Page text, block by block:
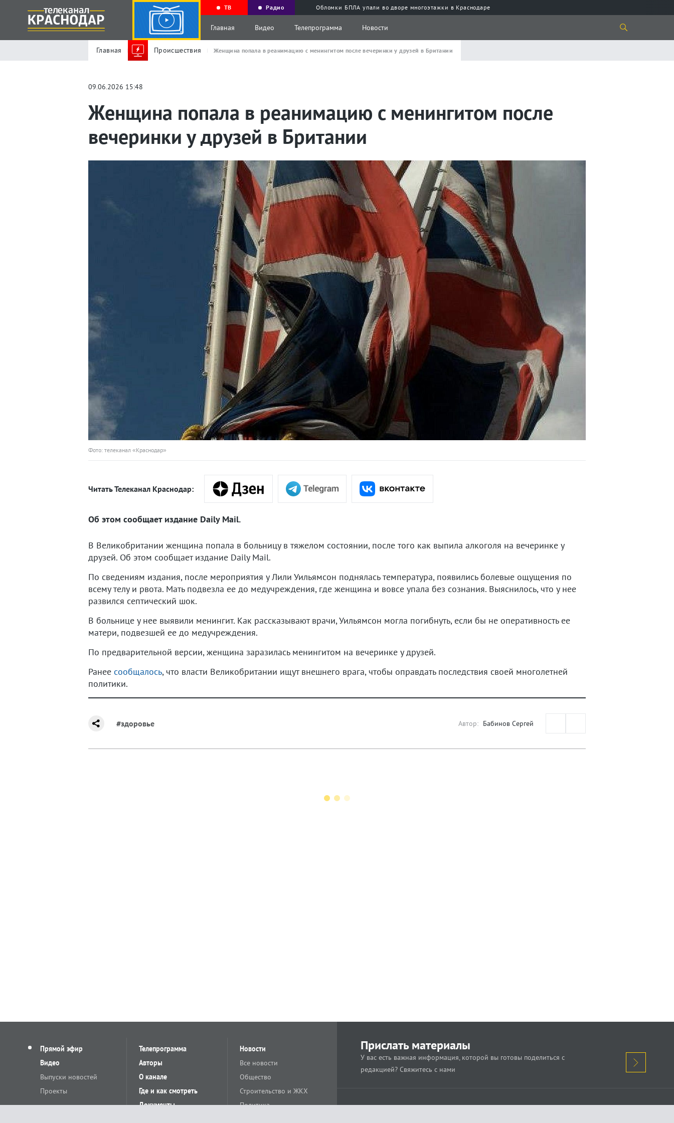
ТВ Радио Обломки БПЛА упали во дворе многоэтажки в Краснодаре
Главная Видео Телепрограмма Новости
Главная Происшествия Женщина попала в реанимацию с менингитом после вечеринки у друзей в Британии
09.06.2026 15:48
Женщина попала в реанимацию с менингитом после
вечеринки у друзей в Британии
Фото: телеканал «Краснодар»
Читать Телеканал Краснодар:
Об этом сообщает издание Daily Mail.
В Великобритании женщина попала в больницу в тяжелом состоянии, после того как выпила алкоголя на вечеринке у
друзей. Об этом сообщает издание Daily Mail.
По сведениям издания, после мероприятия у Лили Уильямсон поднялась температура, появились болевые ощущения по
всему телу и рвота. Мать подвезла ее до медучреждения, где женщина и вовсе упала без сознания. Выяснилось, что у нее
развился септический шок.
В больнице у нее выявили менингит. Как рассказывают врачи, Уильямсон могла погибнуть, если бы не оперативность ее
матери, подвезшей ее до медучреждения.
По предварительной версии, женщина заразилась менингитом на вечеринке у друзей.
Ранее сообщалось, что власти Великобритании ищут внешнего врага, чтобы оправдать последствия своей многолетней
политики.
#здоровье Автор: Бабинов Сергей
Прямой эфир
Видео
Выпуски новостей
Проекты
Телепрограмма
Авторы
О канале
Где и как смотреть
Документы
Новости
Все новости
Общество
Строительство и ЖКХ
Политика
Прислать материалы
У вас есть важная информация, которой вы готовы поделиться с
редакцией? Свяжитесь с нами